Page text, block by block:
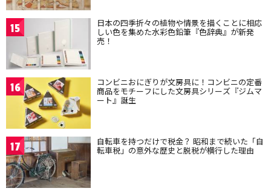
15 日本の四季折々の植物や情景を描くことに相応
しい色を集めた水彩色鉛筆『色辞典』が新発
売！
16 コンビニおにぎりが文房具に！コンビニの定番
商品をモチーフにした文房具シリーズ『ジムマ
ート』誕生
17 自転車を持つだけで税金？ 昭和まで続いた「自
転車税」の意外な歴史と脱税が横行した理由